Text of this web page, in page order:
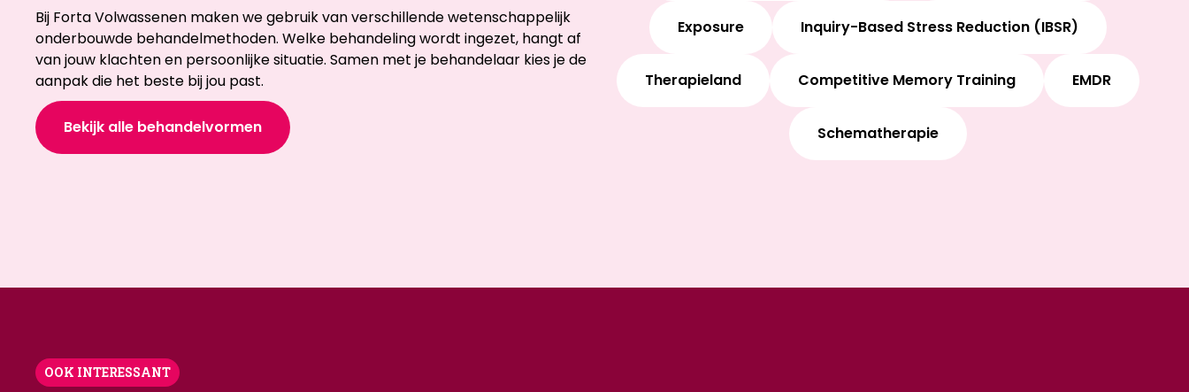
Bij Forta Volwassenen maken we gebruik van verschillende wetenschappelijk
onderbouwde behandelmethoden. Welke behandeling wordt ingezet, hangt af
van jouw klachten en persoonlijke situatie. Samen met je behandelaar kies je de
aanpak die het beste bij jou past.
Bekijk alle behandelvormen
Exposure Inquiry-Based Stress Reduction (IBSR)
Therapieland Competitive Memory Training EMDR
Schematherapie
OOK INTERESSANT